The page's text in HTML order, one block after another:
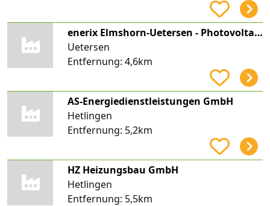
enerix Elmshorn-Uetersen - Photovoltaik & Stromspeicher
Uetersen
Entfernung: 4,6km
AS-Energiedienstleistungen GmbH
Hetlingen
Entfernung: 5,2km
HZ Heizungsbau GmbH
Hetlingen
Entfernung: 5,5km